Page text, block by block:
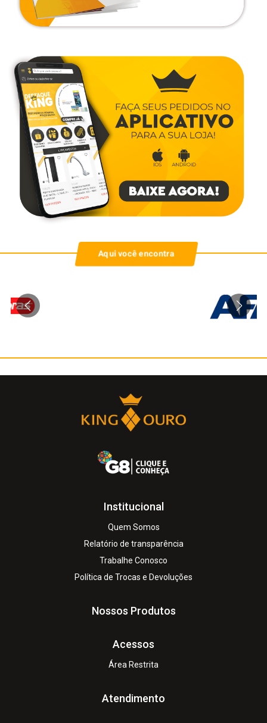
Aqui você encontra
Institucional
Quem Somos
Relatório de transparência
Trabalhe Conosco
Política de Trocas e Devoluções
Nossos Produtos
Acessos
Área Restrita
Atendimento